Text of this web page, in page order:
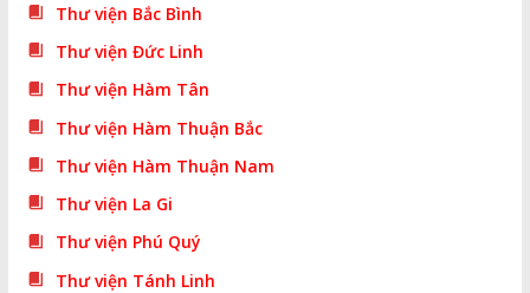
Thư viện Bắc Bình
Thư viện Đức Linh
Thư viện Hàm Tân
Thư viện Hàm Thuận Bắc
Thư viện Hàm Thuận Nam
Thư viện La Gi
Thư viện Phú Quý
Thư viện Tánh Linh